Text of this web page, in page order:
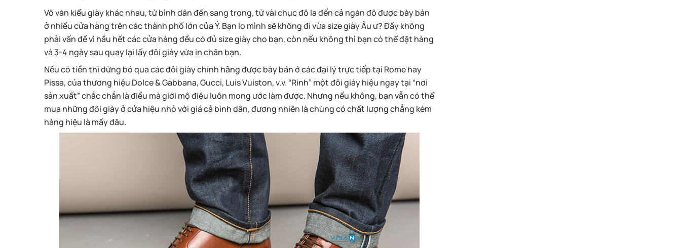
Vô vàn kiểu giày khác nhau, từ bình dân đến sang trọng, từ vài chục đô la đến cả ngàn đô được bày bán
ở nhiều cửa hàng trên các thành phố lớn của Ý. Bạn lo mình sẽ không đi vừa size giày Âu ư? Đấy không
phải vấn đề vì hầu hết các cửa hàng đều có đủ size giày cho bạn, còn nếu không thì bạn có thể đặt hàng
và 3-4 ngày sau quay lại lấy đôi giày vừa in chân bạn.
Nếu có tiền thì dừng bỏ qua các đôi giày chính hãng được bày bán ở các đại lý trực tiếp tại Rome hay
Pissa, của thương hiệu Dolce & Gabbana, Gucci, Luis Vuiston, v.v. “Rinh” một đôi giày hiệu ngay tại “nơi
sản xuất” chắc chắn là điều mà giới mộ điệu luôn mong ước làm được. Nhưng nếu không, bạn vẫn có thể
mua những đôi giày ở cửa hiệu nhỏ với giá cả bình dân, đương nhiên là chúng có chất lượng chẳng kém
hàng hiệu là mấy đâu.